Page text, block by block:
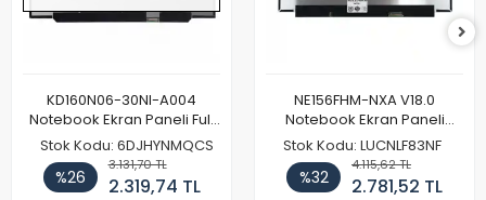
KD160N06-30NI-A004
Notebook Ekran Paneli Full
HD
Stok Kodu: 6DJHYNMQCS
%26
3.131,70 TL
2.319,74 TL
NE156FHM-NXA V18.0
Notebook Ekran Paneli
144Hz
Stok Kodu: LUCNLF83NF
%32
4.115,62 TL
2.781,52 TL